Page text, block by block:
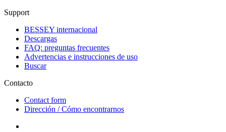
Support
BESSEY internacional
Descargas
FAQ: preguntas frecuentes
Advertencias e instrucciones de uso
Buscar
Contacto
Contact form
Dirección / Cómo encontrarnos